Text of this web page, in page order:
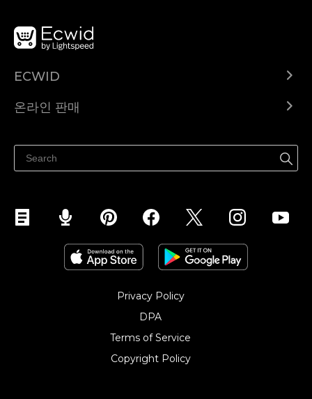
ECWID
도움말 센터
온라인 판매
페이스북에서 판매하기
인스타그램에서 판매하기
Privacy Policy
DPA
Terms of Service
Copyright Policy‎